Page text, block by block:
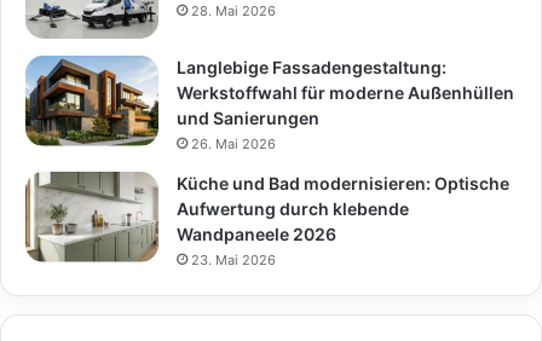
28. Mai 2026
Langlebige Fassadengestaltung:
Werkstoffwahl für moderne Außenhüllen
und Sanierungen
26. Mai 2026
Küche und Bad modernisieren: Optische
Aufwertung durch klebende
Wandpaneele 2026
23. Mai 2026